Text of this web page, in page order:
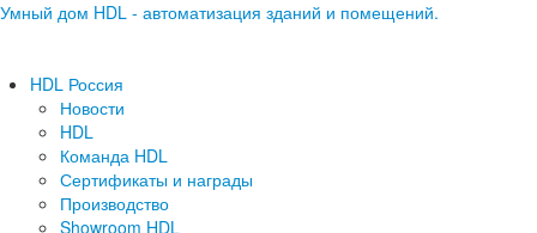
Умный дом HDL - автоматизация зданий и помещений.
HDL Россия
Новости
HDL
Команда HDL
Сертификаты и награды
Производство
Showroom HDL